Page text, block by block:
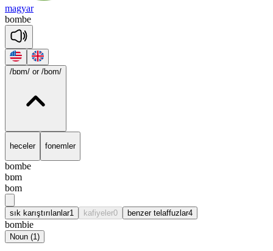
magyar
bombe
/bɒm/ or /bom/
heceler fonemler
bombe
bɒm
bom
sık karıştırılanlar1 kafiyeler0 benzer telaffuzlar4
bombie
Noun (1)